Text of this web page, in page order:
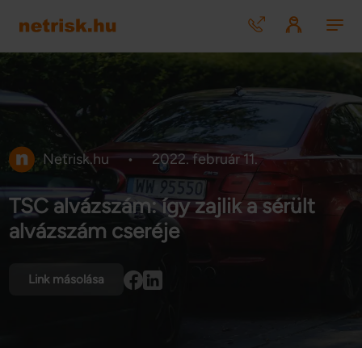
Netrisk.hu • 2022. február 11.
TSC alvázszám: így zajlik a sérült
alvázszám cseréje
Link másolása